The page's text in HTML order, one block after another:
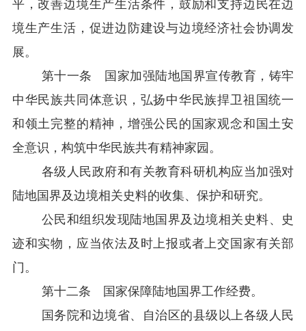
平，改善边境生产生活条件，鼓励和支持边民在边
境生产生活，促进边防建设与边境经济社会协调发
展。
第十一条 国家加强陆地国界宣传教育，铸牢
中华民族共同体意识，弘扬中华民族捍卫祖国统一
和领土完整的精神，增强公民的国家观念和国土安
全意识，构筑中华民族共有精神家园。
各级人民政府和有关教育科研机构应当加强对
陆地国界及边境相关史料的收集、保护和研究。
公民和组织发现陆地国界及边境相关史料、史
迹和实物，应当依法及时上报或者上交国家有关部
门。
第十二条 国家保障陆地国界工作经费。
国务院和边境省、自治区的县级以上各级人民